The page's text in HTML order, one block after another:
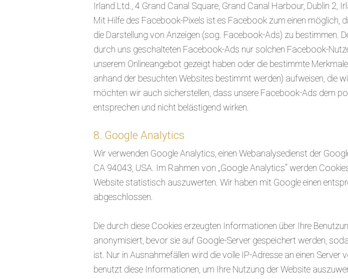
Irland Ltd., 4 Grand Canal Square, Grand Canal Harbour, Dublin 2,
Mit Hilfe des Facebook-Pixels ist es Facebook zum einen möglich,
die Darstellung von Anzeigen (sog. Facebook-Ads) zu bestimmen.
durch uns geschalteten Facebook-Ads nur solchen Facebook-
unserem Onlineangebot gezeigt haben oder die bestimmte
anhand der besuchten Websites bestimmt werden) aufweisen, die
möchten wir auch sicherstellen, dass unsere Facebook-Ads dem
entsprechen und nicht belästigend wirken.
8. Google Analytics
Wir verwenden Google Analytics, einen Webanalysedienst der
CA 94043, USA. Im Rahmen von „Google Analytics“ werden
Website statistisch auszuwerten. Wir haben mit Google einen
abgeschlossen.
Die durch diese Cookies erzeugten Informationen über Ihre
anonymisiert, bevor sie auf Google-Server gespeichert werden,
ist. Nur in Ausnahmefällen wird die volle IP-Adresse an einen
benutzt diese Informationen, um Ihre Nutzung der Website